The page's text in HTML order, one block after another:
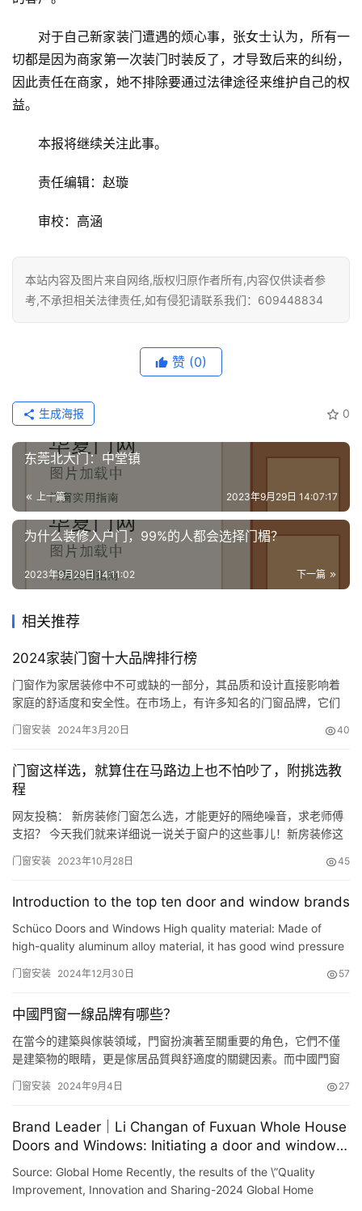
修
门
业
们
对于自己新家装门遭遇的烦心事，张女士认为，所有一
切都是因为商家第一次装门时装反了，才导致后来的纠纷，
因此责任在商家，她不排除要通过法律途径来维护自己的权
益。
本报将继续关注此事。
责任编辑：赵璇
审校：高涵
本站内容及图片来自网络,版权归原作者所有,内容仅供读者参
考,不承担相关法律责任,如有侵犯请联系我们：609448834
赞 (0)
0
生成海报
东莞北大门：中堂镇
上一篇 2023年9月29日 14:07:17
为什么装修入户门，99%的人都会选择门楣？
下一篇
2023年9月29日 14:11:02
相关推荐
2024家装门窗十大品牌排行榜
门窗作为家居装修中不可或缺的一部分，其品质和设计直接影响着
家庭的舒适度和安全性。在市场上，有许多知名的门窗品牌，它们
的广泛赞誉。以下是门窗十大品牌排行榜，让我们一起来了解一下
用高品质的原材料和先进的生产工艺，打造出了坚固耐用、美观大
方的门窗…
门窗安装 2024年3月20日 40
门窗这样选，就算住在马路边上也不怕吵了，附挑选教
程
网友投稿： 新房装修门窗怎么选，才能更好的隔绝噪音，求老师傅
支招？ 今天我们就来详细说一说关于窗户的这些事儿！新房装修这
来看看吧！ 窗户是每家每户都不可或缺的，如何挑选窗户自然也是
家的猫腻陷阱，首先，我们必须要了解窗户都是由哪些元素组成
的。其次…
门窗安装 2023年10月28日 45
Introduction to the top ten door and window brands
Schüco Doors and Windows High quality material: Made of
high-quality aluminum alloy material, it has good wind pressure
门窗安装 2024年12月30日 57
中國門窗一線品牌有哪些？
在當今的建築與傢裝領域，門窗扮演著至關重要的角色，它們不僅
是建築物的眼睛，更是傢居品質與舒適度的關鍵因素。而中國門窗
而出。 首先不得不提的是 [歐尊門窗]，成立於 2006 年，多年來專
面都表現優異。它以精湛的工藝、高品質的材料以及優雅的設計，…
门窗安装 2024年9月4日 27
Brand Leader｜Li Changan of Fuxuan Whole House
Doors and Windows: Initiating a door and window
performance revolution to promote high-quality
development of the industry
Source: Global Home Recently, the results of the \”Quality
Improvement, Innovation and Sharing-2024 Global Home